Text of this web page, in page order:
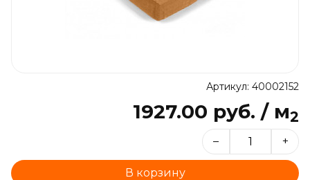
Артикул: 40002152
1927.00 руб. / м2
– +
В корзину